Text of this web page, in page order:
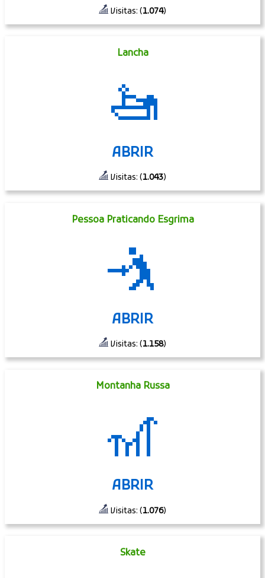
Visitas: (1.074)
Lancha
🚤
ABRIR
Visitas: (1.043)
Pessoa Praticando Esgrima
🤺
ABRIR
Visitas: (1.158)
Montanha Russa
🎢
ABRIR
Visitas: (1.076)
Skate